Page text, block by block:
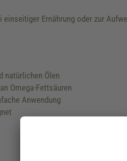
einseitiger Ernährung oder zur
natürlichen Ölen
Omega-Fettsäuren
Anwendung